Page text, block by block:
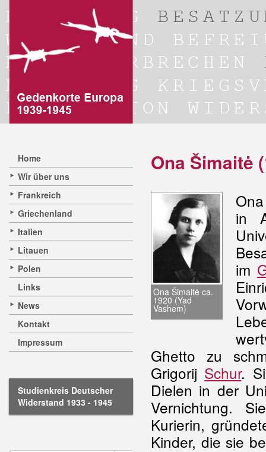
Home
Wir über uns
Frankreich
Griechenland
Italien
Litauen
Polen
Links
News
Kontakt
Impressum
Studienkreis Deutscher
Widerstand 1933 - 1945
Ona Šimaitė
Ona Šimaitė ca.
1920 (Yad
Vashem)
in
im
Ghetto zu
Grigorij Schur.
Dielen in der
Vernichtung.
Kurierin,
Kinder, die sie